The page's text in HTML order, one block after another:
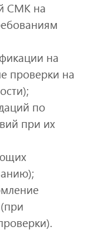
СМК на
на
проверки на
по
при их